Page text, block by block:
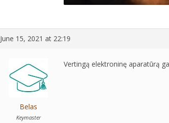
June 15, 2021 at 22:19
Belas
Keymaster
Vertingą elektroninę aparatūrą